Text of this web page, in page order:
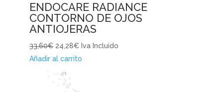
ENDOCARE RADIANCE
CONTORNO DE OJOS
ANTIOJERAS
33,60€ 24,28€ Iva Incluido
Añadir al carrito